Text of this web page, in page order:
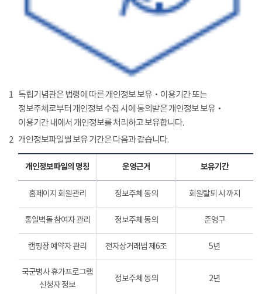
1 독립기념관은 법령에 따른 개인정보 보유‧이용기간 또는
정보주체로부터 개인정보 수집 시에 동의받은 개인정보 보유‧
이용기간 내에서 개인정보를 처리하고 보유합니다.
2 개인정보파일별 보유 기간은 다음과 같습니다.
개인정보파일의 명칭 운영근거 보유기간
홈페이지 회원관리 정보주체 동의 회원탈퇴 시 까지
통일벽돌 참여자 관리 정보주체 동의 준영구
캠핑장 예약자 관리 전자상거래법 제6조 5년
국군병사 휴가프로그램
신청자 정보
정보주체 동의 2년